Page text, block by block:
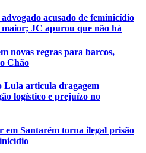
acusado de feminicídio
maior; JC apurou que não há
novas regras para barcos,
Chão
Lula articula dragagem
logístico e prejuízo no
em Santarém torna ilegal prisão